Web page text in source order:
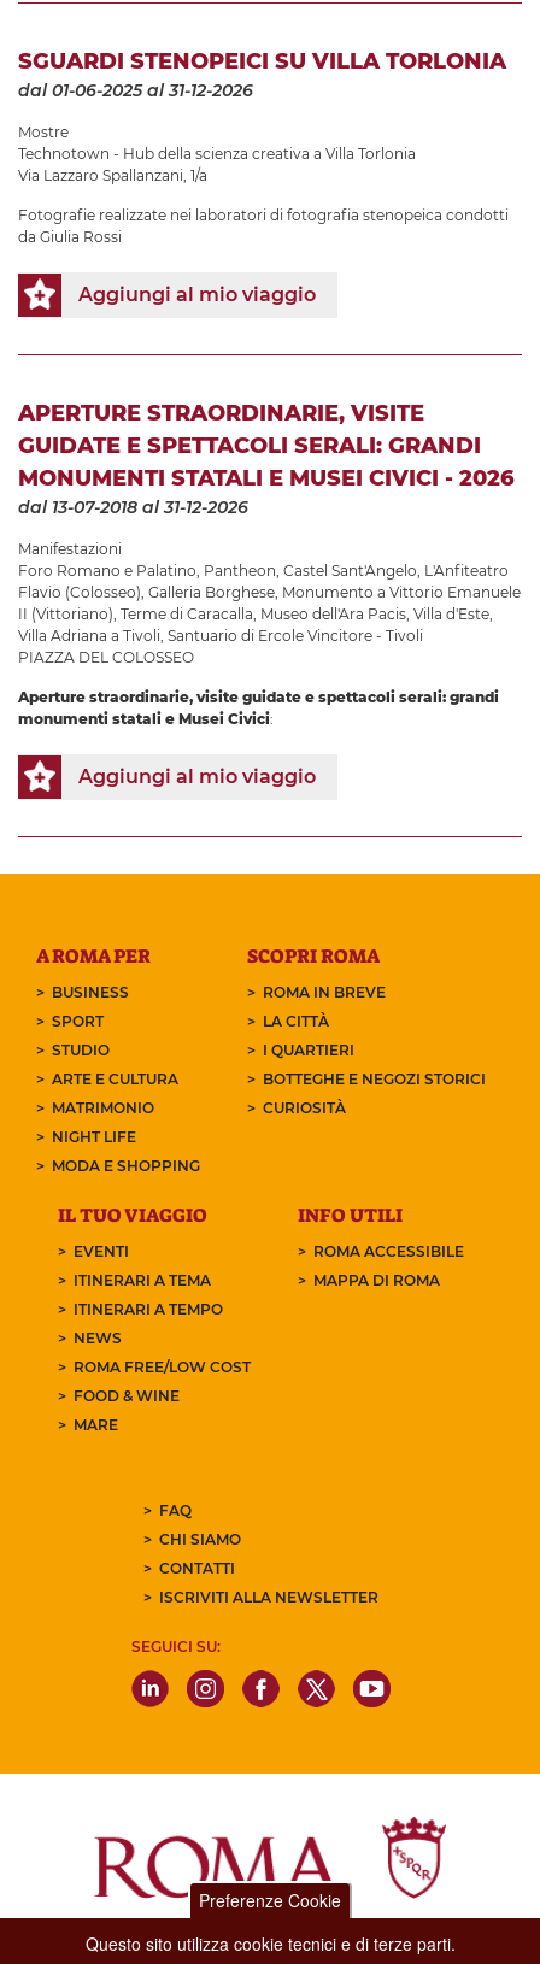
SGUARDI STENOPEICI SU VILLA TORLONIA
dal 01-06-2025al 31-12-2026
Mostre
Technotown - Hub della scienza creativa a Villa Torlonia
Via Lazzaro Spallanzani, 1/a
Fotografie realizzate nei laboratori di fotografia stenopeica condotti
da Giulia Rossi
Aggiungi al mio viaggio
APERTURE STRAORDINARIE, VISITE
GUIDATE E SPETTACOLI SERALI: GRANDI
MONUMENTI STATALI E MUSEI CIVICI - 2026
dal 13-07-2018 al 31-12-2026
Manifestazioni
Foro Romano e Palatino Pantheon Castel Sant'Angelo L'Anfiteatro
Flavio (Colosseo) Galleria Borghese Monumento a Vittorio Emanuele
II (Vittoriano) Terme di Caracalla Museo dell'Ara Pacis Villa d'Este
Villa Adriana a Tivoli Santuario di Ercole Vincitore - Tivoli
PIAZZA DEL COLOSSEO
Aperture straordinarie, visite guidate e spettacoli serali: grandi
monumenti statali e Musei Civici:
Aggiungi al mio viaggio
A ROMA PER
BUSINESS
SPORT
STUDIO
ARTE E CULTURA
MATRIMONIO
NIGHT LIFE
MODA E SHOPPING
SCOPRI ROMA
ROMA IN BREVE
LA CITTÀ
I QUARTIERI
BOTTEGHE E NEGOZI STORICI
CURIOSITÀ
IL TUO VIAGGIO
EVENTI
ITINERARI A TEMA
ITINERARI A TEMPO
NEWS
ROMA FREE/LOW COST
FOOD & WINE
MARE
INFO UTILI
ROMA ACCESSIBILE
MAPPA DI ROMA
FAQ
CHI SIAMO
CONTATTI
ISCRIVITI ALLA NEWSLETTER
SEGUICI SU:
Dipartimento Grandi Eventi, Sport, Turismo e Moda.
Preferenze Cookie
Questo sito utilizza cookie tecnici e di terze parti.